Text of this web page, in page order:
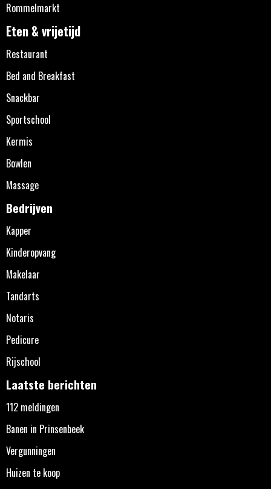
Rommelmarkt
Eten & vrijetijd
Restaurant
Bed and Breakfast
Snackbar
Sportschool
Kermis
Bowlen
Massage
Bedrijven
Kapper
Kinderopvang
Makelaar
Tandarts
Notaris
Pedicure
Rijschool
Laatste berichten
112 meldingen
Banen in Prinsenbeek
Vergunningen
Huizen te koop